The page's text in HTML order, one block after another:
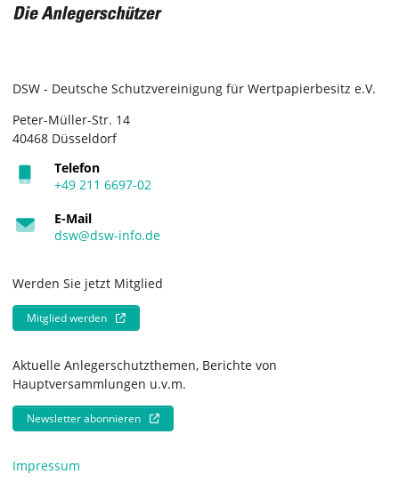
DSW - Deutsche Schutzvereinigung für Wertpapierbesitz e.V.
Peter-Müller-Str. 14
40468 Düsseldorf
Telefon
+49 211 6697-02
E-Mail
dsw@dsw-info.de
Werden Sie jetzt Mitglied
Mitglied werden
Aktuelle Anlegerschutzthemen, Berichte von
Hauptversammlungen u.v.m.
Newsletter abonnieren
Impressum